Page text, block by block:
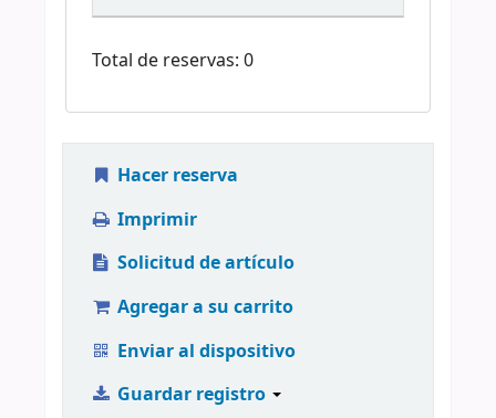
Total de reservas: 0
Hacer reserva
Imprimir
Solicitud de artículo
Agregar a su carrito
Enviar al dispositivo
Guardar registro